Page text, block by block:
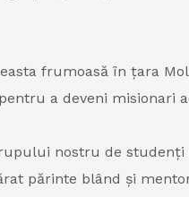
frumoasă în țara
a deveni misionari
nostru de studenți
părinte blând și